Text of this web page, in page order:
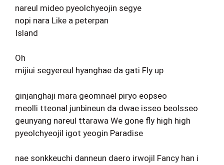
nareul mideo pyeolchyeojin segye
nopi nara Like a peterpan
Island
Oh
mijiui segyereul hyanghae da gati Fly up
ginjanghaji mara geomnael piryo eopseo
meolli tteonal junbineun da dwae isseo beolsseo
geunyang nareul ttarawa We gone fly high high
pyeolchyeojil igot yeogin Paradise
nae sonkkeuchi danneun daero irwojil Fancy han i